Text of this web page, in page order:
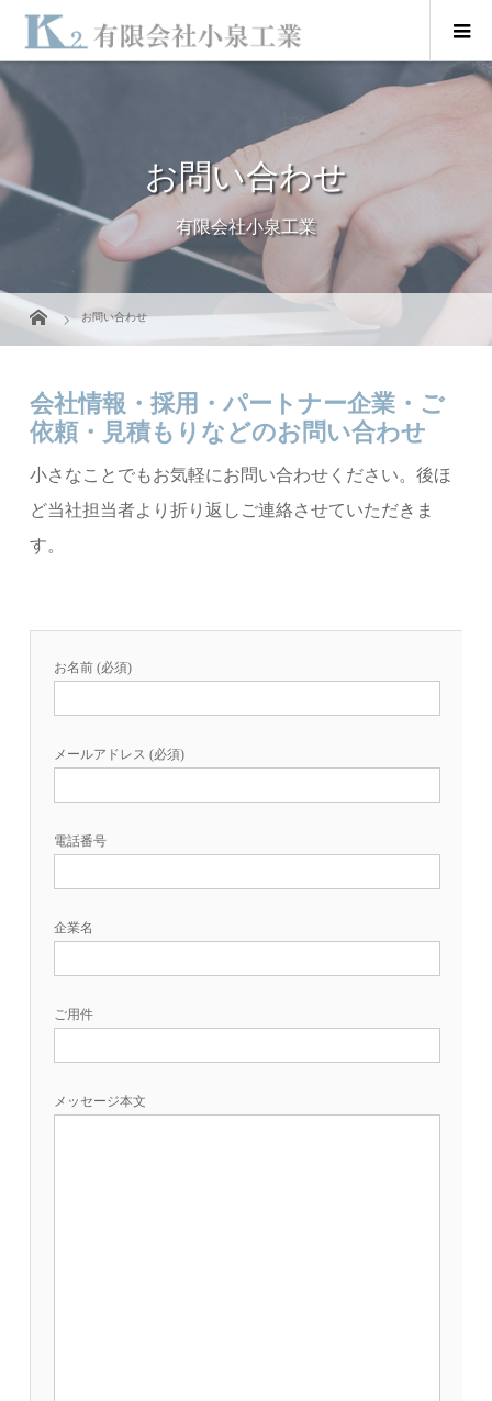
お問い合わせ
有限会社小泉工業
お問い合わせ
会社情報・採用・パートナー企業・ご
依頼・見積もりなどのお問い合わせ
小さなことでもお気軽にお問い合わせください。後ほ
ど当社担当者より折り返しご連絡させていただきま
す。
お名前 (必須)
メールアドレス (必須)
電話番号
企業名
ご用件
メッセージ本文